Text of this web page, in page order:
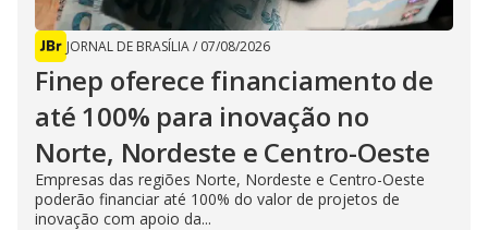
JORNAL DE BRASÍLIA/ 07/08/2026
Finep oferece financiamento de
até 100% para inovação no
Norte, Nordeste e Centro-Oeste
Empresas das regiões Norte, Nordeste e Centro-Oeste
poderão financiar até 100% do valor de projetos de
inovação com apoio da...